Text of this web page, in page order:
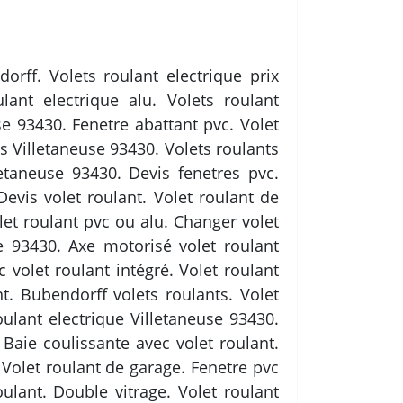
Volets roulant electrique prix
electrique alu. Volets roulant
93430. Fenetre abattant pvc. Volet
93430. Volets roulants
93430. Devis fenetres pvc.
volet roulant. Volet roulant de
roulant pvc ou alu. Changer volet
93430. Axe motorisé volet roulant
volet roulant intégré. Volet roulant
Bubendorff volets roulants. Volet
electrique Villetaneuse 93430.
coulissante avec volet roulant.
roulant de garage. Fenetre pvc
Double vitrage. Volet roulant